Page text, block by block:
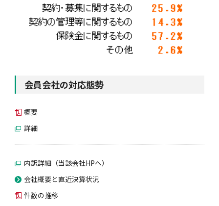
会員会社の対応態勢
概要
詳細
内訳詳細（当該会社HPへ）
会社概要と直近決算状況
件数の推移